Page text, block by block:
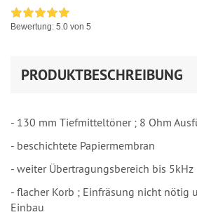
Bewertung: 5.0 von 5
PRODUKTBESCHREIBUNG
- 130 mm Tiefmitteltöner ; 8 Ohm
- beschichtete Papiermembran
- weiter Übertragungsbereich bis 5kHz
- flacher Korb ; Einfräsung nicht nötig
Einbau